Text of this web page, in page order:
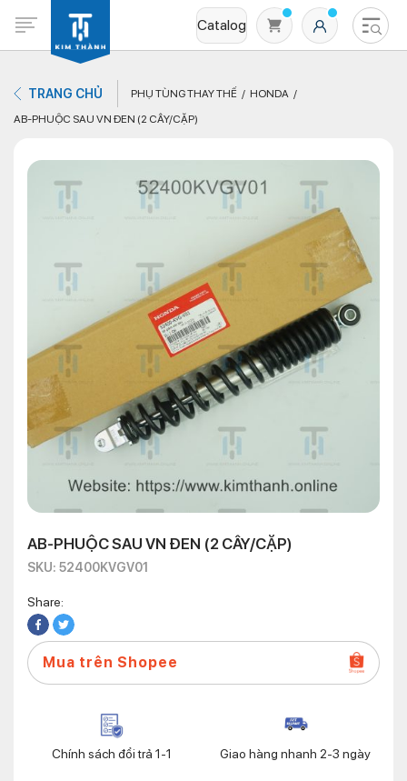
Catalog
Không có sản phẩm nào trong giỏ hàng
TRANG CHỦ PHỤ TÙNG THAY THẾ
HONDA
AB-PHUỘC SAU VN ĐEN (2 CÂY/CẶP)
AB-PHUỘC SAU VN ĐEN (2 CÂY/CẶP)
SKU: 52400KVGV01
Share:
Mua trên Shopee
Chính sách đổi trả 1-1 Giao hàng nhanh 2-3 ngày